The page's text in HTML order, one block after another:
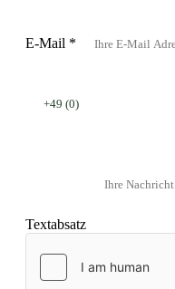
E-Mail *
Textabsatz